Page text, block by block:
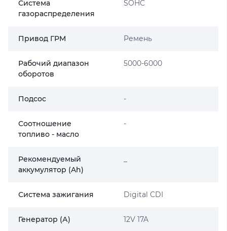
Система
газораспределения
SOHC
Привод ГРМ Ремень
Рабочий диапазон
оборотов
5000-6000
Подсос -
Соотношение
топливо - масло
-
Рекомендуемый
аккумулятор (Ah)
Система зажигания Digital CDI
Генератор (А) 12V 17A